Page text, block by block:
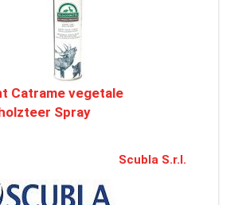
Catrame vegetale
Spray
Scubla S.r.l.